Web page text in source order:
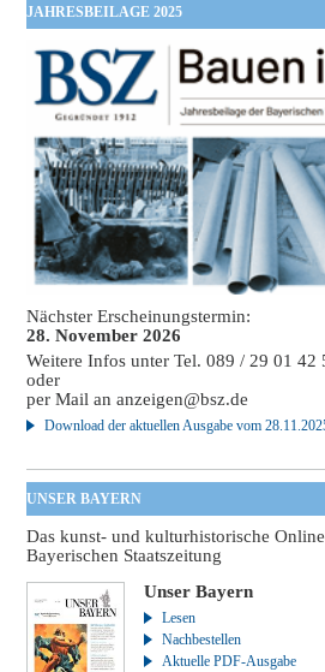
JAHRESBEILAGE 2025
Nächster Erscheinungstermin:
28. November 2026
Weitere Infos unter Tel. 089 / 29 01 42
oder
per Mail ananzeigen@bsz.de
Download der aktuellen Ausgabe vom
UNSER BAYERN
Das kunst- und kulturhistorische
Bayerischen Staatszeitung
Unser Bayern
Lesen
Nachbestellen
Aktuelle PDF-Ausgabe